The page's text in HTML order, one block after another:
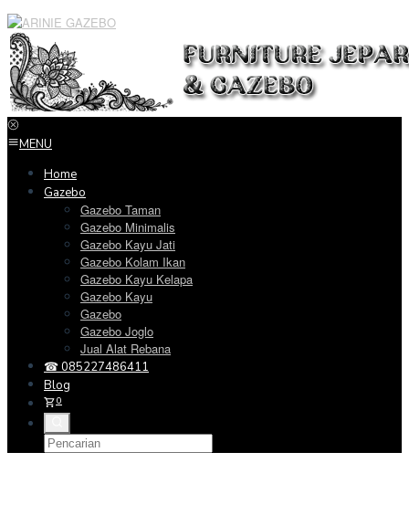
Loncat
ke
konten
MENU
Home
Gazebo
Gazebo Taman
Gazebo Minimalis
Gazebo Kayu Jati
Gazebo Kolam Ikan
Gazebo Kayu Kelapa
Gazebo Kayu
Gazebo
Gazebo Joglo
Jual Alat Rebana
☎ 085227486411
Blog
0